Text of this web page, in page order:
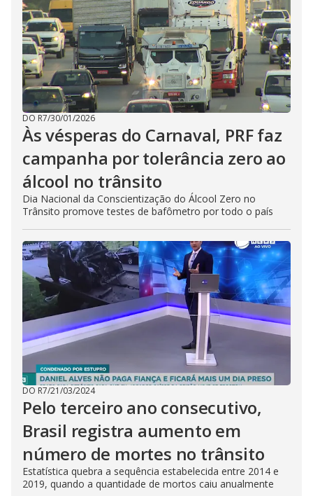
DO R7/30/01/2026
Às vésperas do Carnaval, PRF faz
campanha por tolerância zero ao
álcool no trânsito
Dia Nacional da Conscientização do Álcool Zero no
Trânsito promove testes de bafômetro por todo o país
DO R7/21/03/2024
Pelo terceiro ano consecutivo,
Brasil registra aumento em
número de mortes no trânsito
Estatística quebra a sequência estabelecida entre 2014 e
2019, quando a quantidade de mortos caiu anualmente